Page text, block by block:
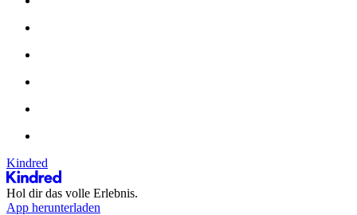
Kindred
Hol dir das volle Erlebnis.
App herunterladen